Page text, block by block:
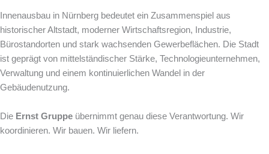
Innenausbau in Nürnberg bedeutet ein Zusammenspiel aus
historischer Altstadt, moderner Wirtschaftsregion, Industrie,
Bürostandorten und stark wachsenden Gewerbeflächen. Die Stadt
ist geprägt von mittelständischer Stärke, Technologieunternehmen,
Verwaltung und einem kontinuierlichen Wandel in der
Gebäudenutzung.
Die Ernst Gruppe übernimmt genau diese Verantwortung. Wir
koordinieren. Wir bauen. Wir liefern.